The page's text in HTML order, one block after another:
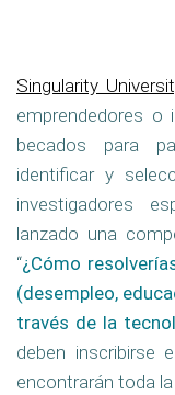
Singularity
emprendedores o
becados para
identificar y
investigadores
lanzado una
“¿Cómo
(desempleo,
través de la
deben inscribirse
encontrarán toda